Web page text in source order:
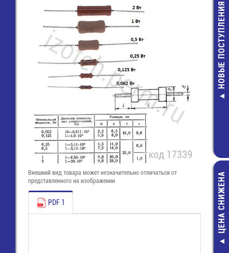
FSMD010-
(1206L010/ НОВЫЕ ПОСТУПЛЕНИЯ
ЦЕНА СНИЖЕНА
Внешний вид товара может незначительно отличаться от
представленного на изображении
PDF 1